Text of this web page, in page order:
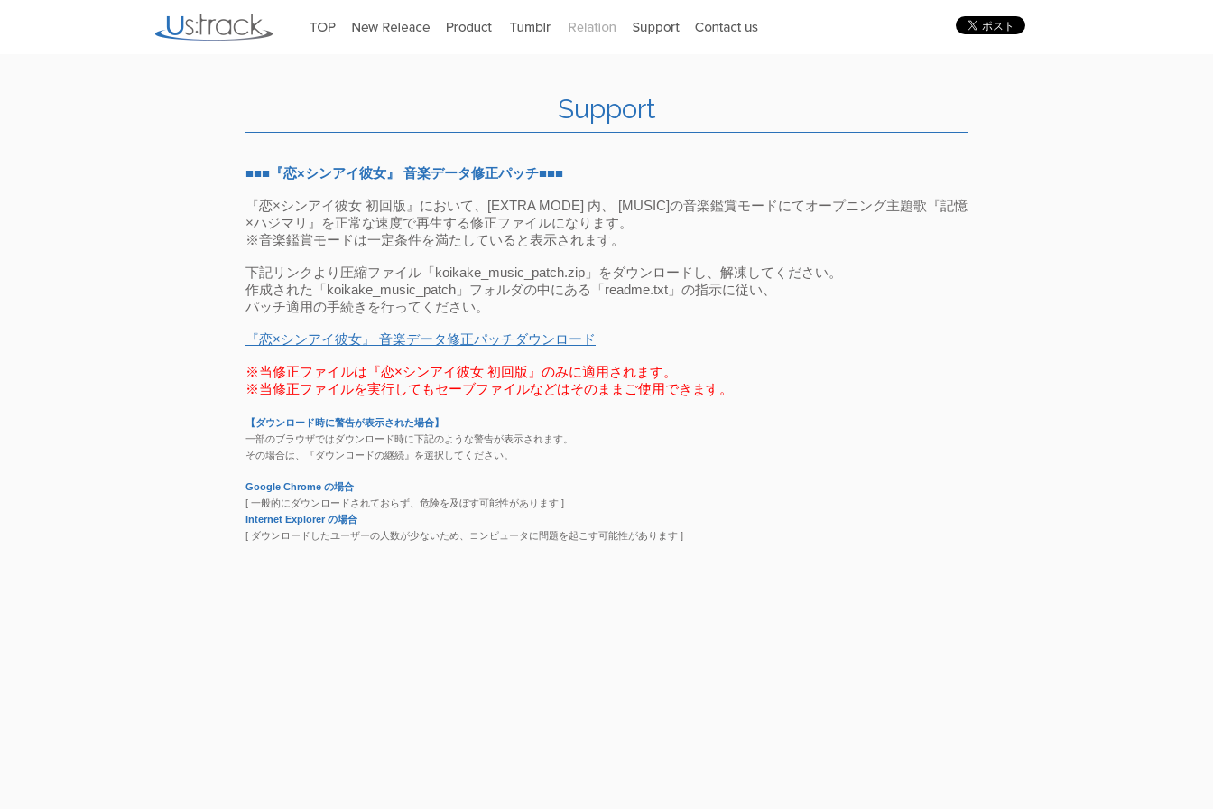
Support
■■■『恋×シンアイ彼女』 音楽データ修正パッチ■■■
『恋×シンアイ彼女 初回版』において、[EXTRA MODE] 内、 [MUSIC]の音楽鑑賞モードにてオープニング主題歌『記憶
×ハジマリ』を正常な速度で再生する修正ファイルになります。
※音楽鑑賞モードは一定条件を満たしていると表示されます。
下記リンクより圧縮ファイル「koikake_music_patch.zip」をダウンロードし、解凍してください。
作成された「koikake_music_patch」フォルダの中にある「readme.txt」の指示に従い、
パッチ適用の手続きを行ってください。
『恋×シンアイ彼女』 音楽データ修正パッチダウンロード
※当修正ファイルは『恋×シンアイ彼女 初回版』のみに適用されます。
※当修正ファイルを実行してもセーブファイルなどはそのままご使用できます。
【ダウンロード時に警告が表示された場合】
一部のブラウザではダウンロード時に下記のような警告が表示されます。
その場合は、『ダウンロードの継続』を選択してください。
Google Chrome の場合
[ 一般的にダウンロードされておらず、危険を及ぼす可能性があります ]
Internet Explorer の場合
[ ダウンロードしたユーザーの人数が少ないため、コンピュータに問題を起こす可能性があります ]